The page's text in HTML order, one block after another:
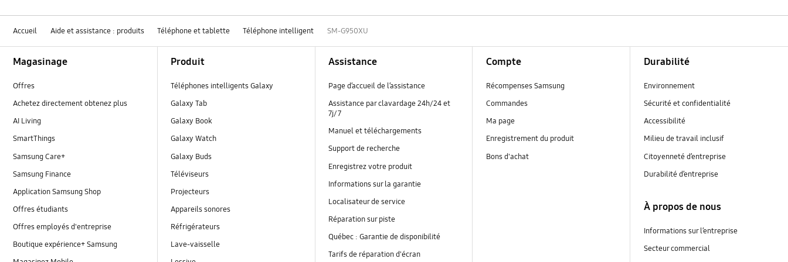
Accueil Aide et assistance : produits Téléphone et tablette Téléphone intelligent SM-G950XU
Magasinage
Offres
Achetez directement obtenez plus
AI Living
SmartThings
Samsung Care+
Samsung Finance
Application Samsung Shop
Offres étudiants
Offres employés d'entreprise
Boutique expérience+ Samsung
Produit
Téléphones intelligents Galaxy
Galaxy Tab
Galaxy Book
Galaxy Watch
Galaxy Buds
Téléviseurs
Projecteurs
Appareils sonores
Réfrigérateurs
Lave-vaisselle
Assistance
Page d’accueil de l’assistance
Assistance par clavardage 24h/24 et
7j/7
Manuel et téléchargements
Support de recherche
Enregistrez votre produit
Informations sur la garantie
Localisateur de service
Réparation sur piste
Québec : Garantie de disponibilité
Tarifs de réparation d'écran
Compte
Récompenses Samsung
Commandes
Ma page
Enregistrement du produit
Bons d'achat
Durabilité
Environnement
Sécurité et confidentialité
Accessibilité
Milieu de travail inclusif
Citoyenneté d’entreprise
Durabilité d’entreprise
À propos de nous
Informations sur l’entreprise
Secteur commercial